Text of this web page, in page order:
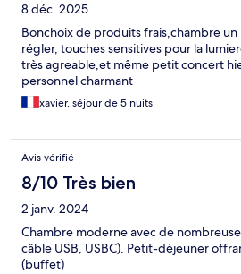
8 déc. 2025
Bonchoix de produits frais,chambre
régler, touches sensitives pour la
très agreable,et même petit concert
personnel charmant
xavier, séjour de 5 nuits
Avis vérifié
8/10 Très bien
2 janv. 2024
Chambre moderne avec de
câble USB, USBC). Petit-déjeuner
(buffet)